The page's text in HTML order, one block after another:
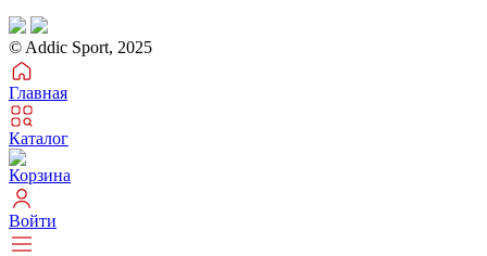
© Addic Sport, 2025
Главная
Каталог
Корзина
Войти